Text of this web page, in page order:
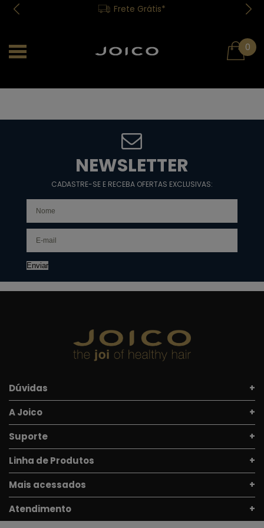
Frete Grátis*
0
NEWSLETTER
CADASTRE-SE E RECEBA OFERTAS EXCLUSIVAS:
Enviar
Dúvidas
A Joico
Suporte
Linha de Produtos
Mais acessados
Atendimento